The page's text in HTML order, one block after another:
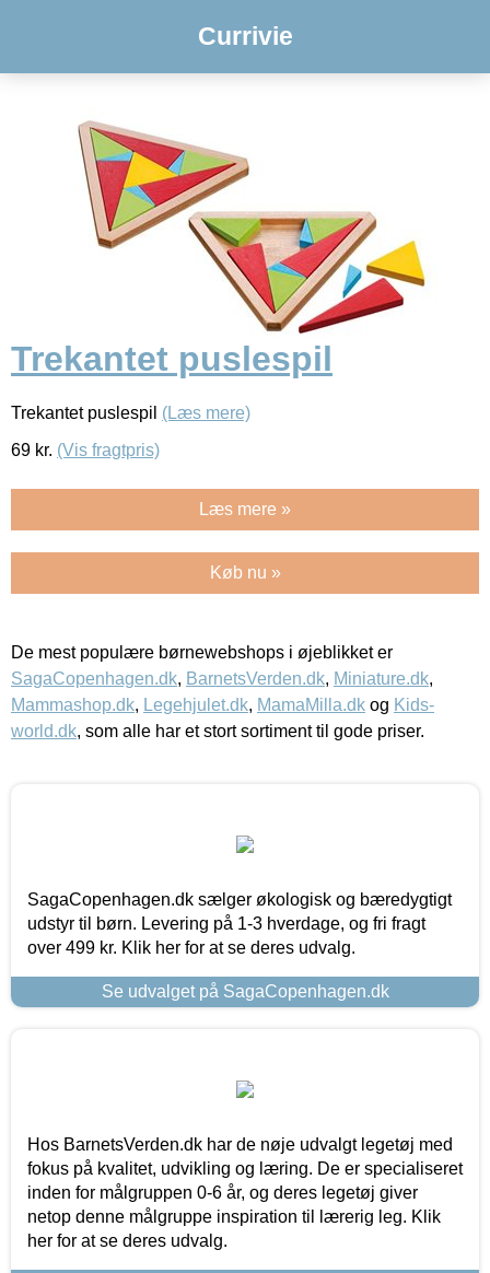
Currivie
Trekantet puslespil
Trekantet puslespil (Læs mere)
69 kr. (Vis fragtpris)
Læs mere »
Køb nu »
De mest populære børnewebshops i øjeblikket er
SagaCopenhagen.dk, BarnetsVerden.dk, Miniature.dk,
Mammashop.dk, Legehjulet.dk, MamaMilla.dk og Kids-
world.dk, som alle har et stort sortiment til gode priser.
SagaCopenhagen.dk sælger økologisk og bæredygtigt
udstyr til børn. Levering på 1-3 hverdage, og fri fragt
over 499 kr. Klik her for at se deres udvalg.
Se udvalget på SagaCopenhagen.dk
Hos BarnetsVerden.dk har de nøje udvalgt legetøj med
fokus på kvalitet, udvikling og læring. De er specialiseret
inden for målgruppen 0-6 år, og deres legetøj giver
netop denne målgruppe inspiration til lærerig leg. Klik
her for at se deres udvalg.